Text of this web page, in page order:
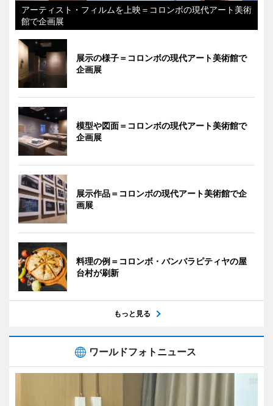
アーティスト・フィルムを上映＝コロンボの現代アート美術
館で企画展
展示の様子＝コロンボの現代アート美術館で
企画展
模型や図面＝コロンボの現代アート美術館で
企画展
展示作品＝コロンボの現代アート美術館で企
画展
料理の例＝コロンボ・バンバラピティヤの屋
台村が刷新
もっと見る
ワールドフォトニュース